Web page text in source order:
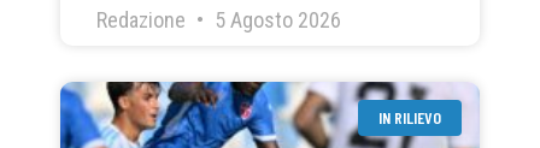
Redazione 5 Agosto 2026
IN RILIEVO